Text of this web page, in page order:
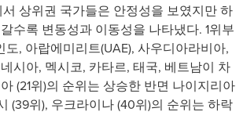
상위권 국가들은 안정성을 보였지만 하
수록 변동성과 이동성을 나타냈다. 1위부
도, 아랍에미리트(UAE), 사우디아라비아,
시아, 멕시코, 카타르, 태국, 베트남이 차
(21위)의 순위는 상승한 반면 나이지리아
(39위), 우크라이나 (40위)의 순위는 하락